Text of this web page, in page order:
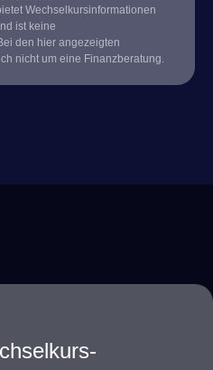
Wechselkursinformationen
ist keine
den hier angezeigten
nicht um eine Finanzberatung.